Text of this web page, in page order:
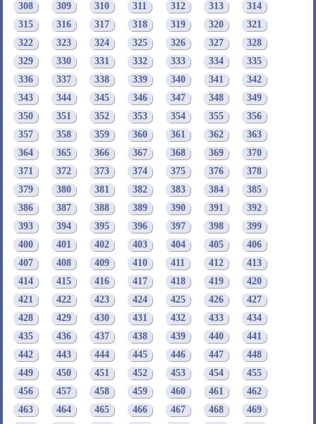
308
309 310 311 312 313
314
315
316 317 318 319 320
321
322
323 324 325 326 327
328
329
330 331 332 333 334
335
336
337 338 339 340 341
342
343
344 345 346 347 348
349
350
351 352 353 354 355
356
357
358 359 360 361 362
363
364
365 366 367 368 369
370
371
372 373 374 375 376
378
379
380 381 382 383 384
385
386
387 388 389 390 391
392
393
394 395 396 397 398
399
400
401 402 403 404 405
406
407
408 409 410 411 412
413
414
415 416 417 418 419
420
421
422 423 424 425 426
427
428
429 430 431 432 433
434
435
436 437 438 439 440
441
442
443 444 445 446 447
448
449
450 451 452 453 454
455
456
457 458 459 460 461
462
463
464 465 466 467 468
469